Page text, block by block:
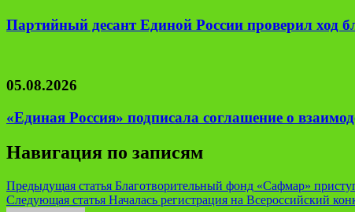
Партийный десант Единой России проверил ход
05.08.2026
«Единая Россия» подписала соглашение о
Навигация по записям
Предыдущая статья Благотворительный фонд «Сафмар»
Следующая статья Началась регистрация на Всероссийский